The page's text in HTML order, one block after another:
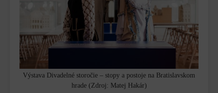
Výstava Divadelné storočie – stopy a postoje na Bratislavskom
hrade (Zdroj: Matej Hakár)